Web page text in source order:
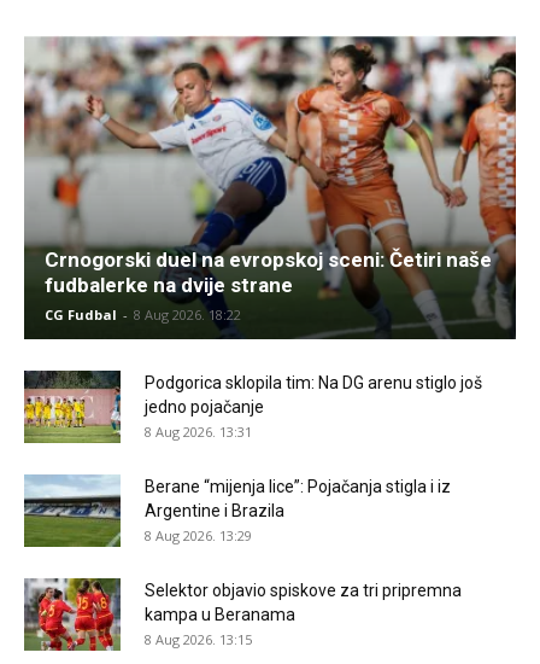
Crnogorski duel na evropskoj sceni: Četiri naše
fudbalerke na dvije strane
CG Fudbal - 8 Aug 2026. 18:22
Podgorica sklopila tim: Na DG arenu stiglo još
jedno pojačanje
8 Aug 2026. 13:31
Berane “mijenja lice”: Pojačanja stigla i iz
Argentine i Brazila
8 Aug 2026. 13:29
Selektor objavio spiskove za tri pripremna
kampa u Beranama
8 Aug 2026. 13:15